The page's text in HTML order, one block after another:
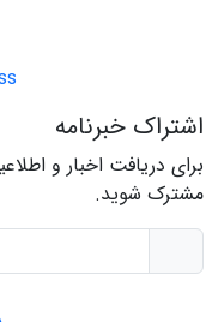
اشتراک خبرنامه
برای دریافت اخبار و
مشترک شوید.